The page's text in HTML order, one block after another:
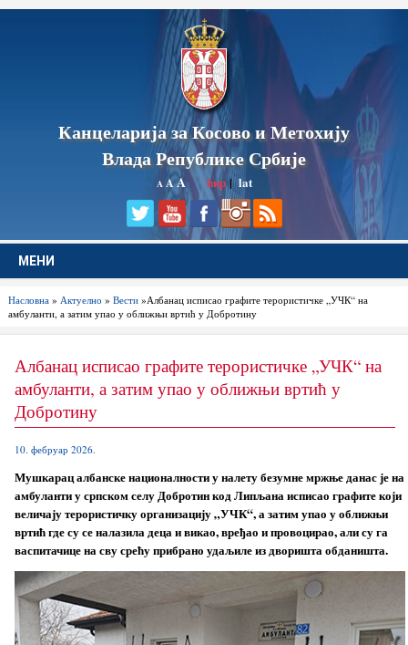
Канцеларија за Косово и Метохију
Влада Републике Србије
A AA ћир|lat
МЕНИ
Насловна» Актуелно » Вести»Албанац исписао графите терористичке „УЧК“ на
амбуланти, а затим упао у оближњи вртић у Добротину
Албанац исписао графите терористичке „УЧК“ на
амбуланти, а затим упао у оближњи вртић у
Добротину
10. фебруар 2026.
Мушкарац албанске националности у налету безумне мржње данас је на
амбуланти у српском селу Добротин код Липљана исписао графите који
величају терористичку организацију „УЧК“, а затим упао у оближњи
вртић где су се налазила деца и викао, вређао и провоцирао, али су га
васпитачице на сву срећу прибрано удаљиле из дворишта обданишта.